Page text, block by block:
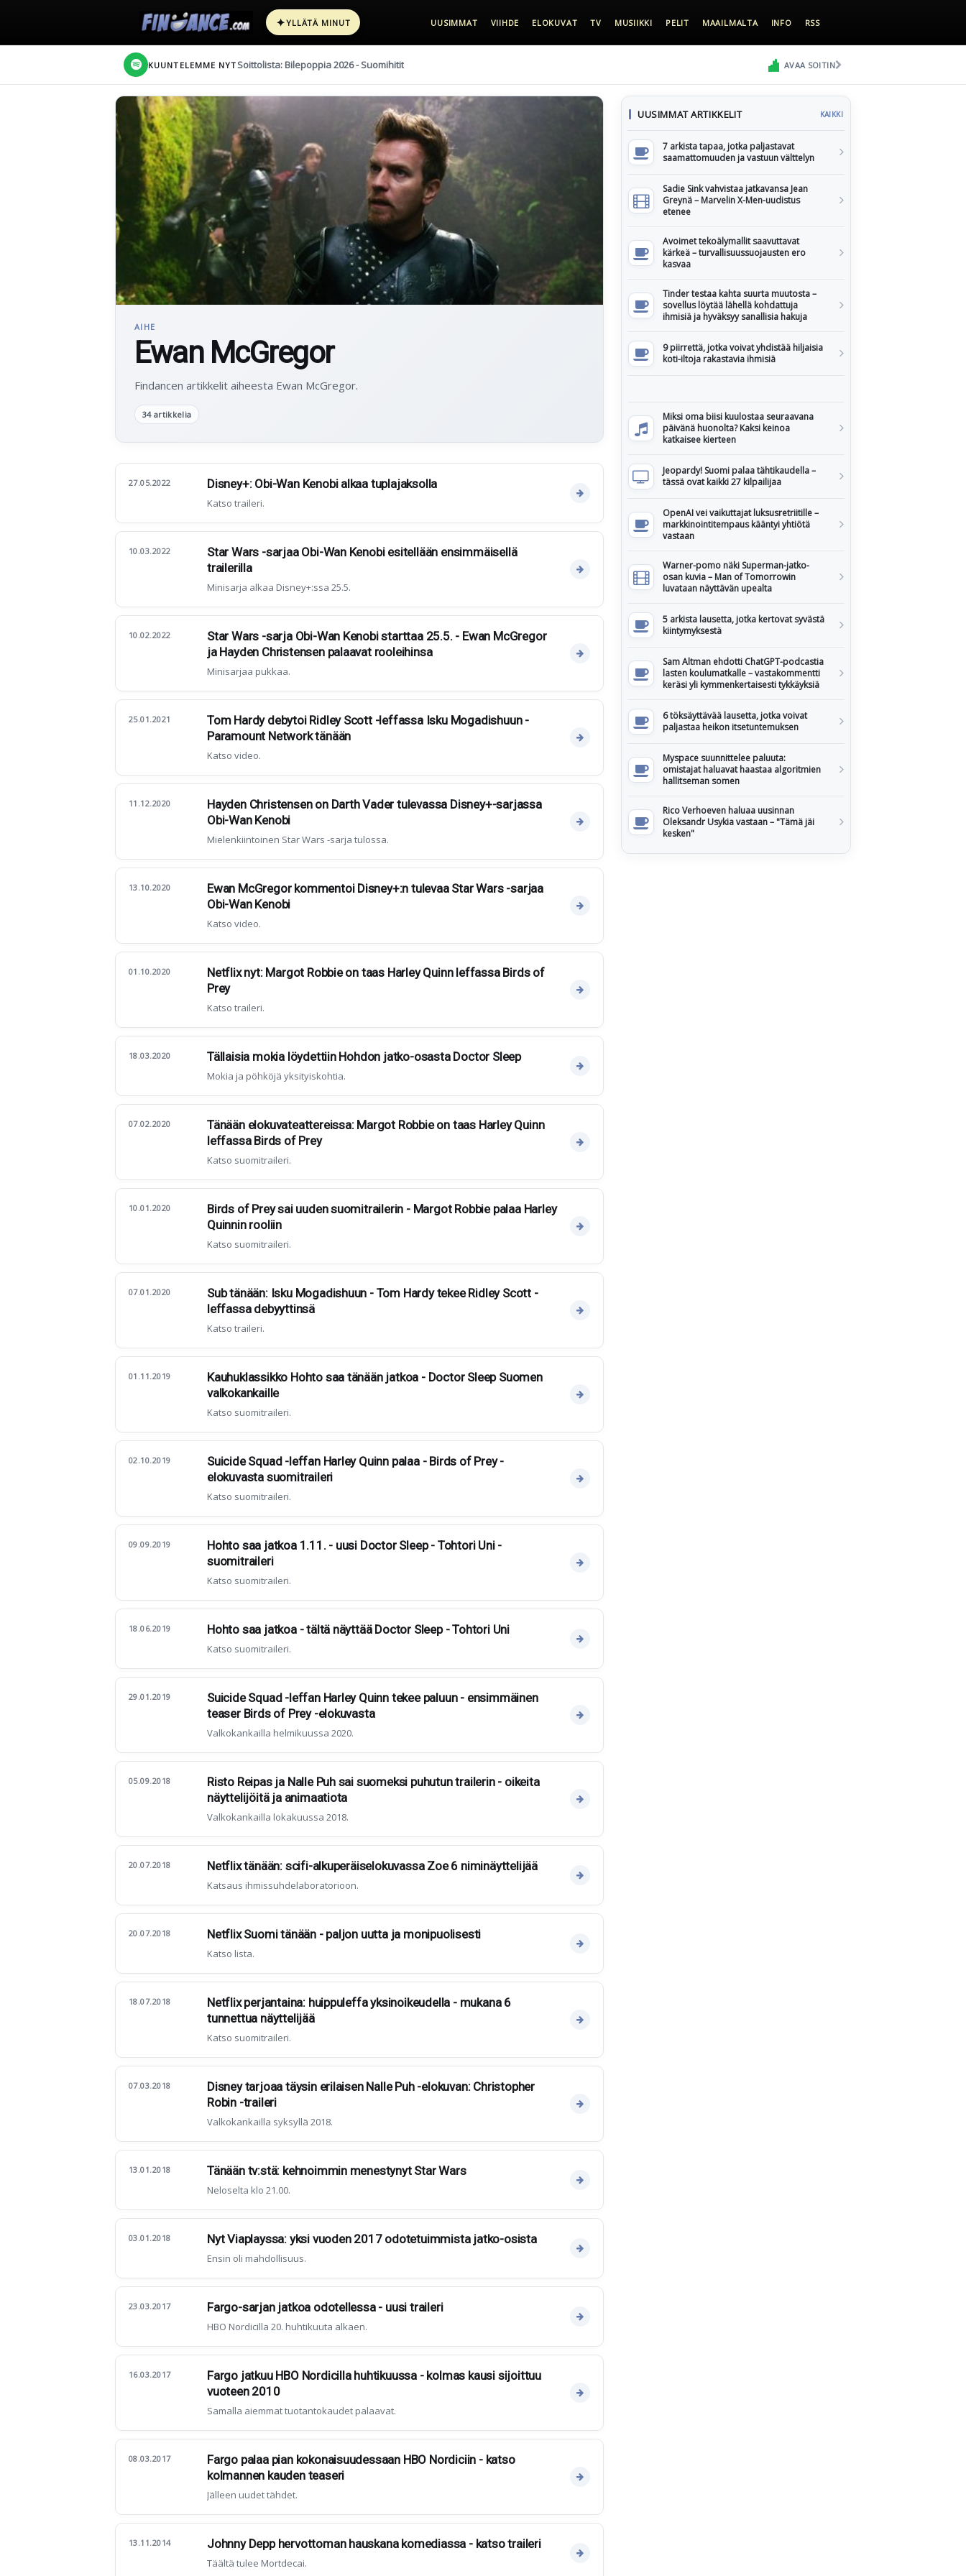
✦YLLÄTÄ MINUT UUSIMMAT VIIHDE ELOKUVAT TV MUSIIKKI PELIT MAAILMALTA INFO RSS
KUUNTELEMME NYT Soittolista: Bilepoppia 2026 - Suomihitit AVAA SOITIN
AIHE
Ewan McGregor
Findancen artikkelit aiheesta Ewan McGregor.
34 artikkelia
27.05.2022 Disney+: Obi-Wan Kenobi alkaa tuplajaksolla
Katso traileri.
10.03.2022
Star Wars -sarjaa Obi-Wan Kenobi esitellään ensimmäisellä
trailerilla
Minisarja alkaa Disney+:ssa 25.5.
10.02.2022
Star Wars -sarja Obi-Wan Kenobi starttaa 25.5. - Ewan McGregor
ja Hayden Christensen palaavat rooleihinsa
Minisarjaa pukkaa.
25.01.2021
Tom Hardy debytoi Ridley Scott -leffassa Isku Mogadishuun -
Paramount Network tänään
Katso video.
11.12.2020
Hayden Christensen on Darth Vader tulevassa Disney+-sarjassa
Obi-Wan Kenobi
Mielenkiintoinen Star Wars -sarja tulossa.
13.10.2020
Ewan McGregor kommentoi Disney+:n tulevaa Star Wars -sarjaa
Obi-Wan Kenobi
Katso video.
01.10.2020
Netflix nyt: Margot Robbie on taas Harley Quinn leffassa Birds of
Prey
Katso traileri.
18.03.2020 Tällaisia mokia löydettiin Hohdon jatko-osasta Doctor Sleep
Mokia ja pöhköjä yksityiskohtia.
07.02.2020
Tänään elokuvateattereissa: Margot Robbie on taas Harley Quinn
leffassa Birds of Prey
Katso suomitraileri.
10.01.2020
Birds of Prey sai uuden suomitrailerin - Margot Robbie palaa Harley
Quinnin rooliin
Katso suomitraileri.
07.01.2020
Sub tänään: Isku Mogadishuun - Tom Hardy tekee Ridley Scott -
leffassa debyyttinsä
Katso traileri.
01.11.2019
Kauhuklassikko Hohto saa tänään jatkoa - Doctor Sleep Suomen
valkokankaille
Katso suomitraileri.
02.10.2019
Suicide Squad -leffan Harley Quinn palaa - Birds of Prey -
elokuvasta suomitraileri
Katso suomitraileri.
09.09.2019
Hohto saa jatkoa 1.11. - uusi Doctor Sleep - Tohtori Uni -
suomitraileri
Katso suomitraileri.
18.06.2019 Hohto saa jatkoa - tältä näyttää Doctor Sleep - Tohtori Uni
Katso suomitraileri.
29.01.2019
Suicide Squad -leffan Harley Quinn tekee paluun - ensimmäinen
teaser Birds of Prey -elokuvasta
Valkokankailla helmikuussa 2020.
05.09.2018
Risto Reipas ja Nalle Puh sai suomeksi puhutun trailerin - oikeita
näyttelijöitä ja animaatiota
Valkokankailla lokakuussa 2018.
20.07.2018 Netflix tänään: scifi-alkuperäiselokuvassa Zoe 6 niminäyttelijää
Katsaus ihmissuhdelaboratorioon.
20.07.2018 Netflix Suomi tänään - paljon uutta ja monipuolisesti
Katso lista.
18.07.2018
Netflix perjantaina: huippuleffa yksinoikeudella - mukana 6
tunnettua näyttelijää
Katso suomitraileri.
07.03.2018
Disney tarjoaa täysin erilaisen Nalle Puh -elokuvan: Christopher
Robin -traileri
Valkokankailla syksyllä 2018.
13.01.2018 Tänään tv:stä: kehnoimmin menestynyt Star Wars
Neloselta klo 21.00.
03.01.2018 Nyt Viaplayssa: yksi vuoden 2017 odotetuimmista jatko-osista
Ensin oli mahdollisuus.
23.03.2017 Fargo-sarjan jatkoa odotellessa - uusi traileri
HBO Nordicilla 20. huhtikuuta alkaen.
16.03.2017
Fargo jatkuu HBO Nordicilla huhtikuussa - kolmas kausi sijoittuu
vuoteen 2010
Samalla aiemmat tuotantokaudet palaavat.
08.03.2017
Fargo palaa pian kokonaisuudessaan HBO Nordiciin - katso
kolmannen kauden teaseri
Jälleen uudet tähdet.
13.11.2014 Johnny Depp hervottoman hauskana komediassa - katso traileri
Täältä tulee Mortdecai.
UUSIMMAT ARTIKKELIT KAIKKI
7 arkista tapaa, jotka paljastavat
saamattomuuden ja vastuun välttelyn
Sadie Sink vahvistaa jatkavansa Jean
Greynä – Marvelin X-Men-uudistus
etenee
Avoimet tekoälymallit saavuttavat
kärkeä – turvallisuussuojausten ero
kasvaa
Tinder testaa kahta suurta muutosta –
sovellus löytää lähellä kohdattuja
ihmisiä ja hyväksyy sanallisia hakuja
9 piirrettä, jotka voivat yhdistää hiljaisia
koti-iltoja rakastavia ihmisiä
Miksi oma biisi kuulostaa seuraavana
päivänä huonolta? Kaksi keinoa
katkaisee kierteen
Jeopardy! Suomi palaa tähtikaudella –
tässä ovat kaikki 27 kilpailijaa
OpenAI vei vaikuttajat luksusretriitille –
markkinointitempaus kääntyi yhtiötä
vastaan
Warner-pomo näki Superman-jatko-
osan kuvia – Man of Tomorrowin
luvataan näyttävän upealta
5 arkista lausetta, jotka kertovat syvästä
kiintymyksestä
Sam Altman ehdotti ChatGPT-podcastia
lasten koulumatkalle – vastakommentti
keräsi yli kymmenkertaisesti tykkäyksiä
6 töksäyttävää lausetta, jotka voivat
paljastaa heikon itsetuntemuksen
Myspace suunnittelee paluuta:
omistajat haluavat haastaa algoritmien
hallitseman somen
Rico Verhoeven haluaa uusinnan
Oleksandr Usykia vastaan – "Tämä jäi
kesken"